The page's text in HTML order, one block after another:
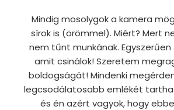
Mindig mosolygok a kamera
sírok is (örömmel). Miért? Mert
nem tűnt munkának.
amit csinálok! Szeretem
boldogságát! Mindenki
legcsodálatosabb emlékét
és én azért vagyok, hogy